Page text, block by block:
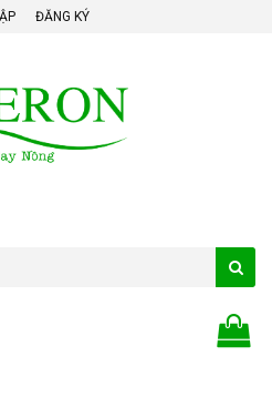
ĐĂNG KÝ